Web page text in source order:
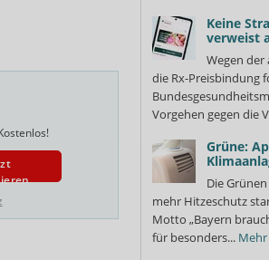
Keine
verweist
Wegen der
die Rx-Preisbindung
Vorgehen gegen die
Grüne:
Die
mehr Hitzeschutz
Motto „Bayern
für besonders... Mehr